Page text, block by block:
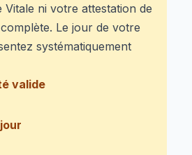
ni votre attestation de
Le jour de votre
systématiquement
valide